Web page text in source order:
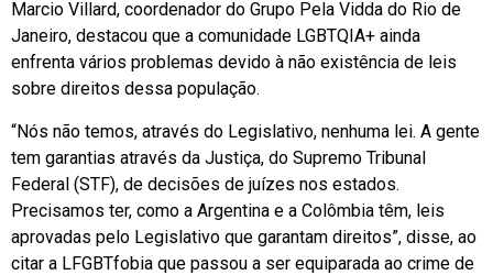
Marcio Villard, coordenador do Grupo Pela Vidda do Rio de
Janeiro, destacou que a comunidade LGBTQIA+ ainda
enfrenta vários problemas devido à não existência de leis
sobre direitos dessa população.
“Nós não temos, através do Legislativo, nenhuma lei. A gente
tem garantias através da Justiça, do Supremo Tribunal
Federal (STF), de decisões de juízes nos estados.
Precisamos ter, como a Argentina e a Colômbia têm, leis
aprovadas pelo Legislativo que garantam direitos”, disse, ao
citar a LFGBTfobia que passou a ser equiparada ao crime de